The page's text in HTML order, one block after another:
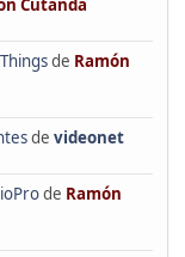
Cutanda
de Ramón
de videonet
de Ramón